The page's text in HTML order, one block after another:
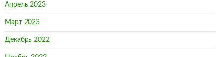
Апрель 2023
Март 2023
Декабрь 2022